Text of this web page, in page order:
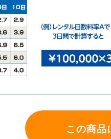
この商品